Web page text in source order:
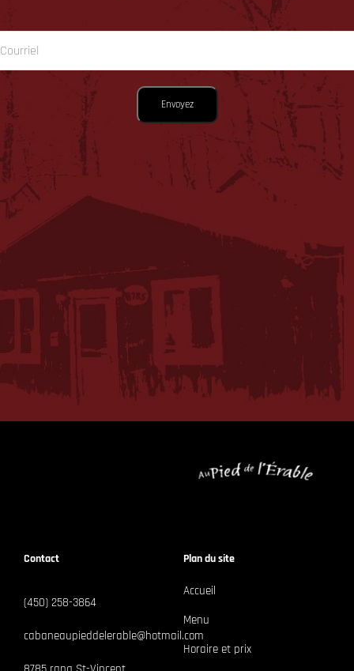
Contact
(450) 258-3864
cabaneaupieddelerable@hotmail.com
Plan du site
Accueil
Menu
Horaire et prix